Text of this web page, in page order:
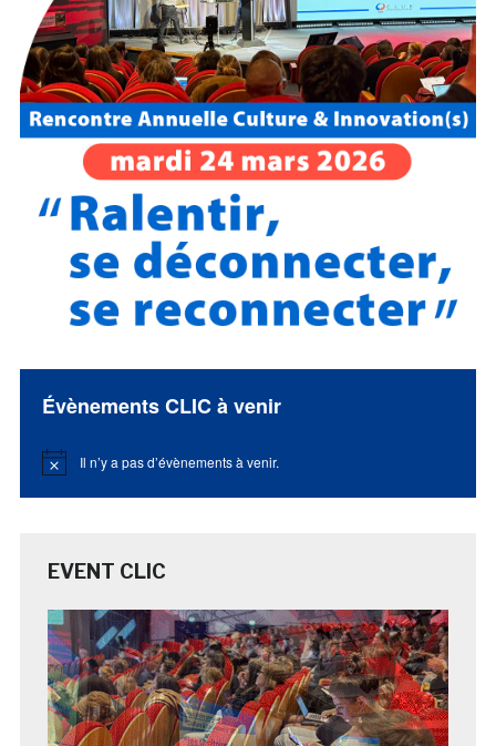
Évènements CLIC à venir
Notice Il n’y a pas d’évènements à venir.
EVENT CLIC